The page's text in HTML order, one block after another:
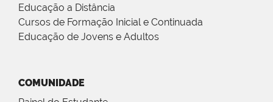
Educação a Distância
Cursos de Formação Inicial e Continuada
Educação de Jovens e Adultos
COMUNIDADE